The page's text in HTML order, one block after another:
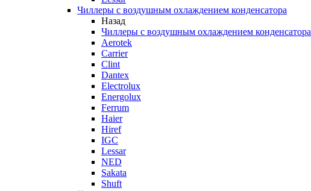
Чиллеры с воздушным охлаждением конденсатора
Назад
Чиллеры с воздушным охлаждением конденсатора
Aerotek
Carrier
Clint
Dantex
Electrolux
Energolux
Ferrum
Haier
Hiref
IGC
Lessar
NED
Sakata
Shuft